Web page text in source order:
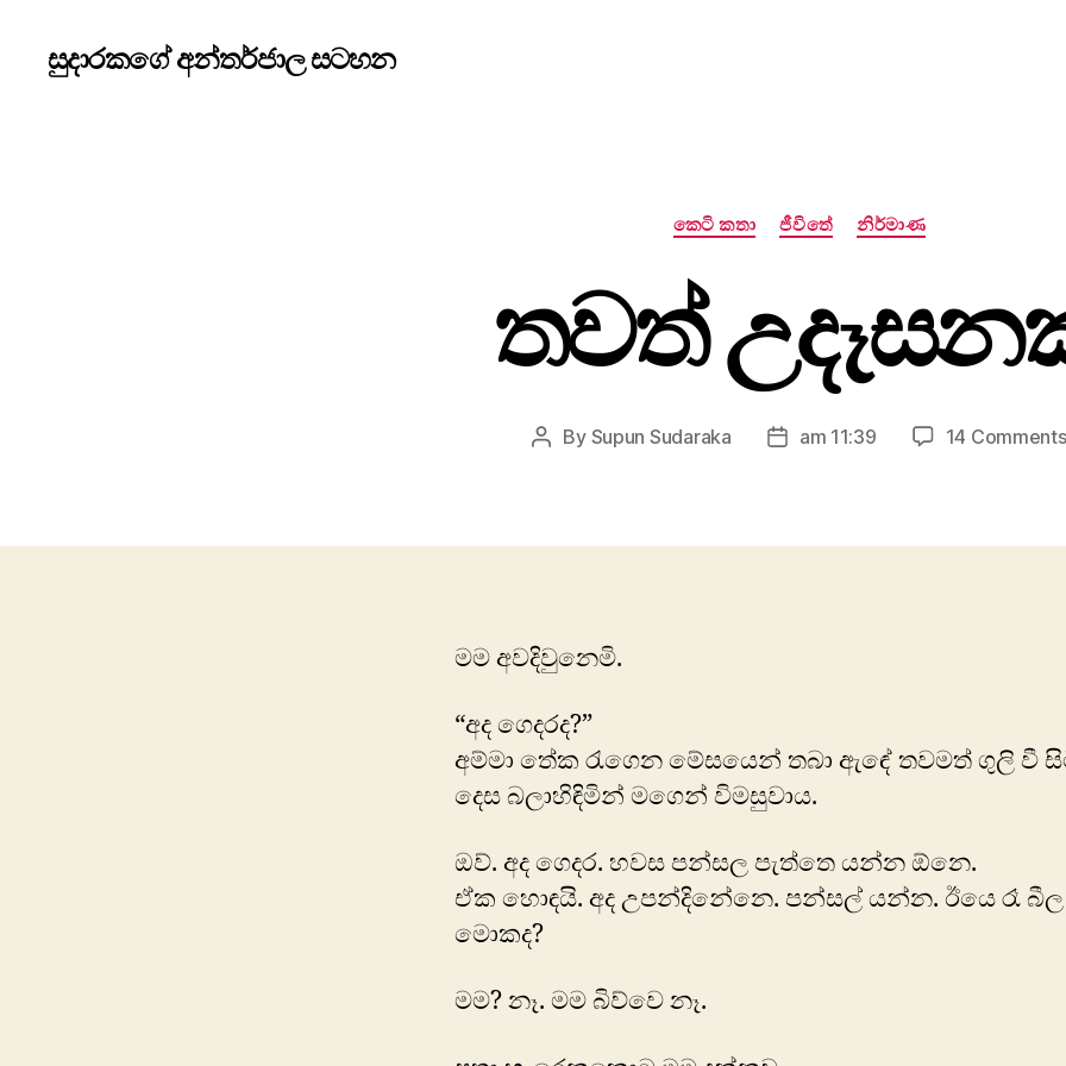
සුදාරකගේ අන්තර්ජාල සටහන
Categories
කෙටි කතා ජීවිතේ නිර්මාණ
තවත්
Post
By Supun Sudaraka
Postam 11:39 14 Comments
මම අවදිවුනෙමි.
“අද ගෙදරද?”
අම්මා තේක රැගෙන මේසයෙන් තබා ඇඳේ තවමත් ගුලි වී
දෙස බලාහිඳිමින් මගෙන් විමසුවාය.
ඔව්. අද ගෙදර. හවස පන්සල පැත්තෙ යන්න ඕනෙ.
ඒක හොඳයි. අද උපන්දිනේනෙ. පන්සල් යන්න. ඊයෙ රෑ
මොකද?
මම? නෑ. මම බිව්වෙ නෑ.